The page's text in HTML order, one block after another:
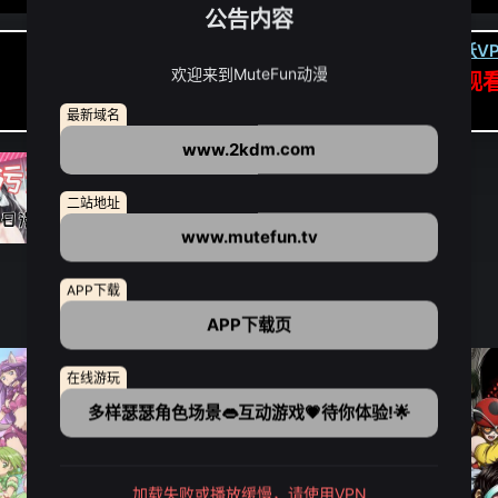
下载虎跃
APP高速专线可前往APP观
公告内容
欢迎来到MuteFun动漫
最新域名
www.2kdm.com
二站地址
www.mutefun.tv
APP下载
APP下载页
在线游玩
多样瑟瑟角色场景👄互动游戏💗待你体验!🌟
加载失败或播放缓慢，请使用VPN